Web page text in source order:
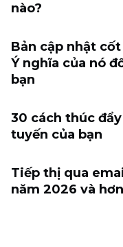
nào?
Bản cập nhật
Ý nghĩa của nó
bạn
30 cách thúc
tuyến của bạn
Tiếp thị qua
năm 2026 và